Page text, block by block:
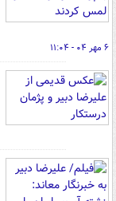
۶ مهر ۰۴ - ۱۱:۰۴